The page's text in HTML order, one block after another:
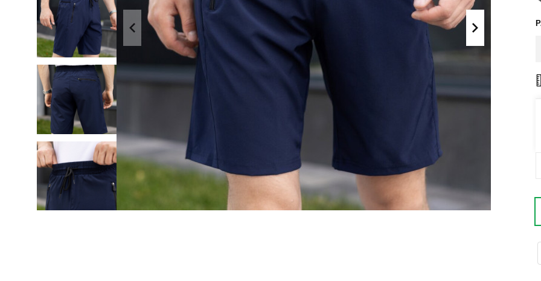
Комбінезони
Спортивні
костюми
Кежуал
Поло
Сорочки
Футболки
ХУДІ, СВІТШОТИ, СВЕТРИ
Світшоти
Боди